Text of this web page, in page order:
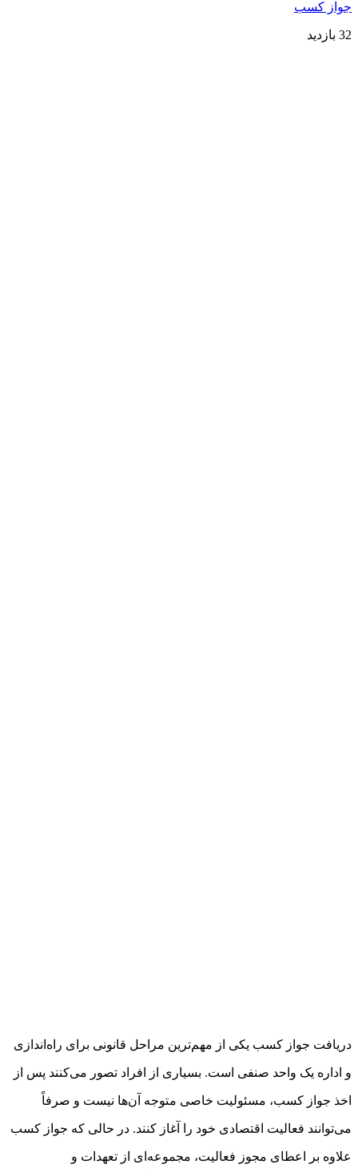
جواز کسب
32 بازدید
دریافت جواز کسب یکی از مهم‌ترین مراحل قانونی برای راه‌اندازی
و اداره یک واحد صنفی است. بسیاری از افراد تصور می‌کنند پس از
اخذ جواز کسب، مسئولیت خاصی متوجه آن‌ها نیست و صرفاً
می‌توانند فعالیت اقتصادی خود را آغاز کنند. در حالی که جواز کسب
علاوه بر اعطای مجوز فعالیت، مجموعه‌ای از تعهدات و